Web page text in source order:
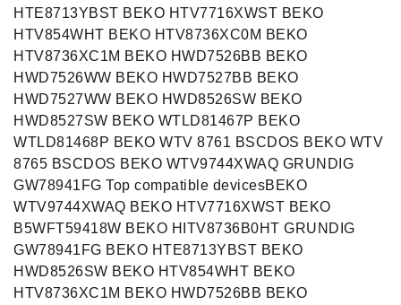
HTE8713YBST BEKO HTV7716XWST BEKO
HTV854WHT BEKO HTV8736XC0M BEKO
HTV8736XC1M BEKO HWD7526BB BEKO
HWD7526WW BEKO HWD7527BB BEKO
HWD7527WW BEKO HWD8526SW BEKO
HWD8527SW BEKO WTLD81467P BEKO
WTLD81468P BEKO WTV 8761 BSCDOS BEKO WTV
8765 BSCDOS BEKO WTV9744XWAQ GRUNDIG
GW78941FG Top compatible devicesBEKO
WTV9744XWAQ BEKO HTV7716XWST BEKO
B5WFT59418W BEKO HITV8736B0HT GRUNDIG
GW78941FG BEKO HTE8713YBST BEKO
HWD8526SW BEKO HTV854WHT BEKO
HTV8736XC1M BEKO HWD7526BB BEKO